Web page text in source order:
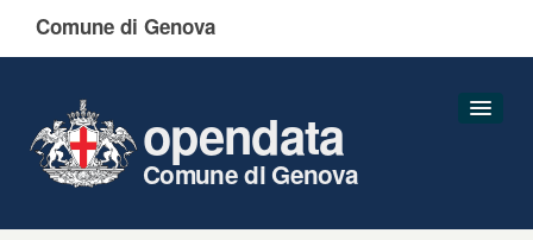
Comune di Genova
opendata
Comune di Genova